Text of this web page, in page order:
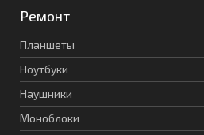
Ремонт
Планшеты
Ноутбуки
Наушники
Моноблоки